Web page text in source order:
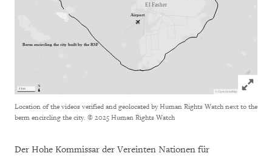
Click
Location of the videos verified and geolocated by Human Rights Watch next to the
berm encircling the city. © 2025 Human Rights Watch
Der Hohe Kommissar der Vereinten Nationen für